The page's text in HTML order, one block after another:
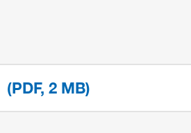
(PDF, 2 MB)